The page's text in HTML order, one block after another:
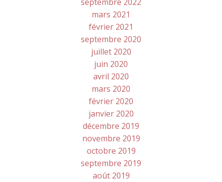
mars 2021
février 2021
septembre 2020
juillet 2020
juin 2020
avril 2020
mars 2020
février 2020
janvier 2020
décembre 2019
novembre 2019
octobre 2019
septembre 2019
août 2019